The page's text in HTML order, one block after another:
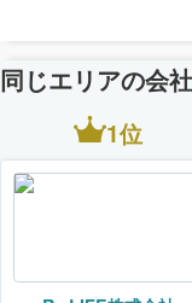
同じエリアの会
1位